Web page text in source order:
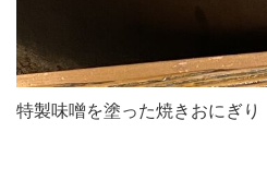
特製味噌を塗った焼きおにぎり